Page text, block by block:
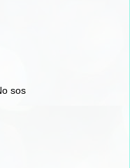
sos